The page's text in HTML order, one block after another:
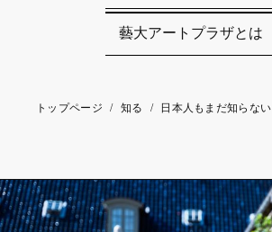
藝大アートプラザとは
トップページ / 知る / 日本人もまだ知らな